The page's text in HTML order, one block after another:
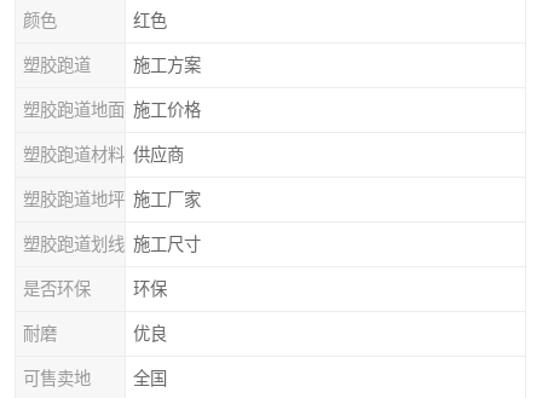
颜色 红色
塑胶跑道 施工方案
塑胶跑道地面 施工价格
塑胶跑道材料 供应商
塑胶跑道地坪 施工厂家
塑胶跑道划线 施工尺寸
是否环保 环保
耐磨 优良
可售卖地 全国